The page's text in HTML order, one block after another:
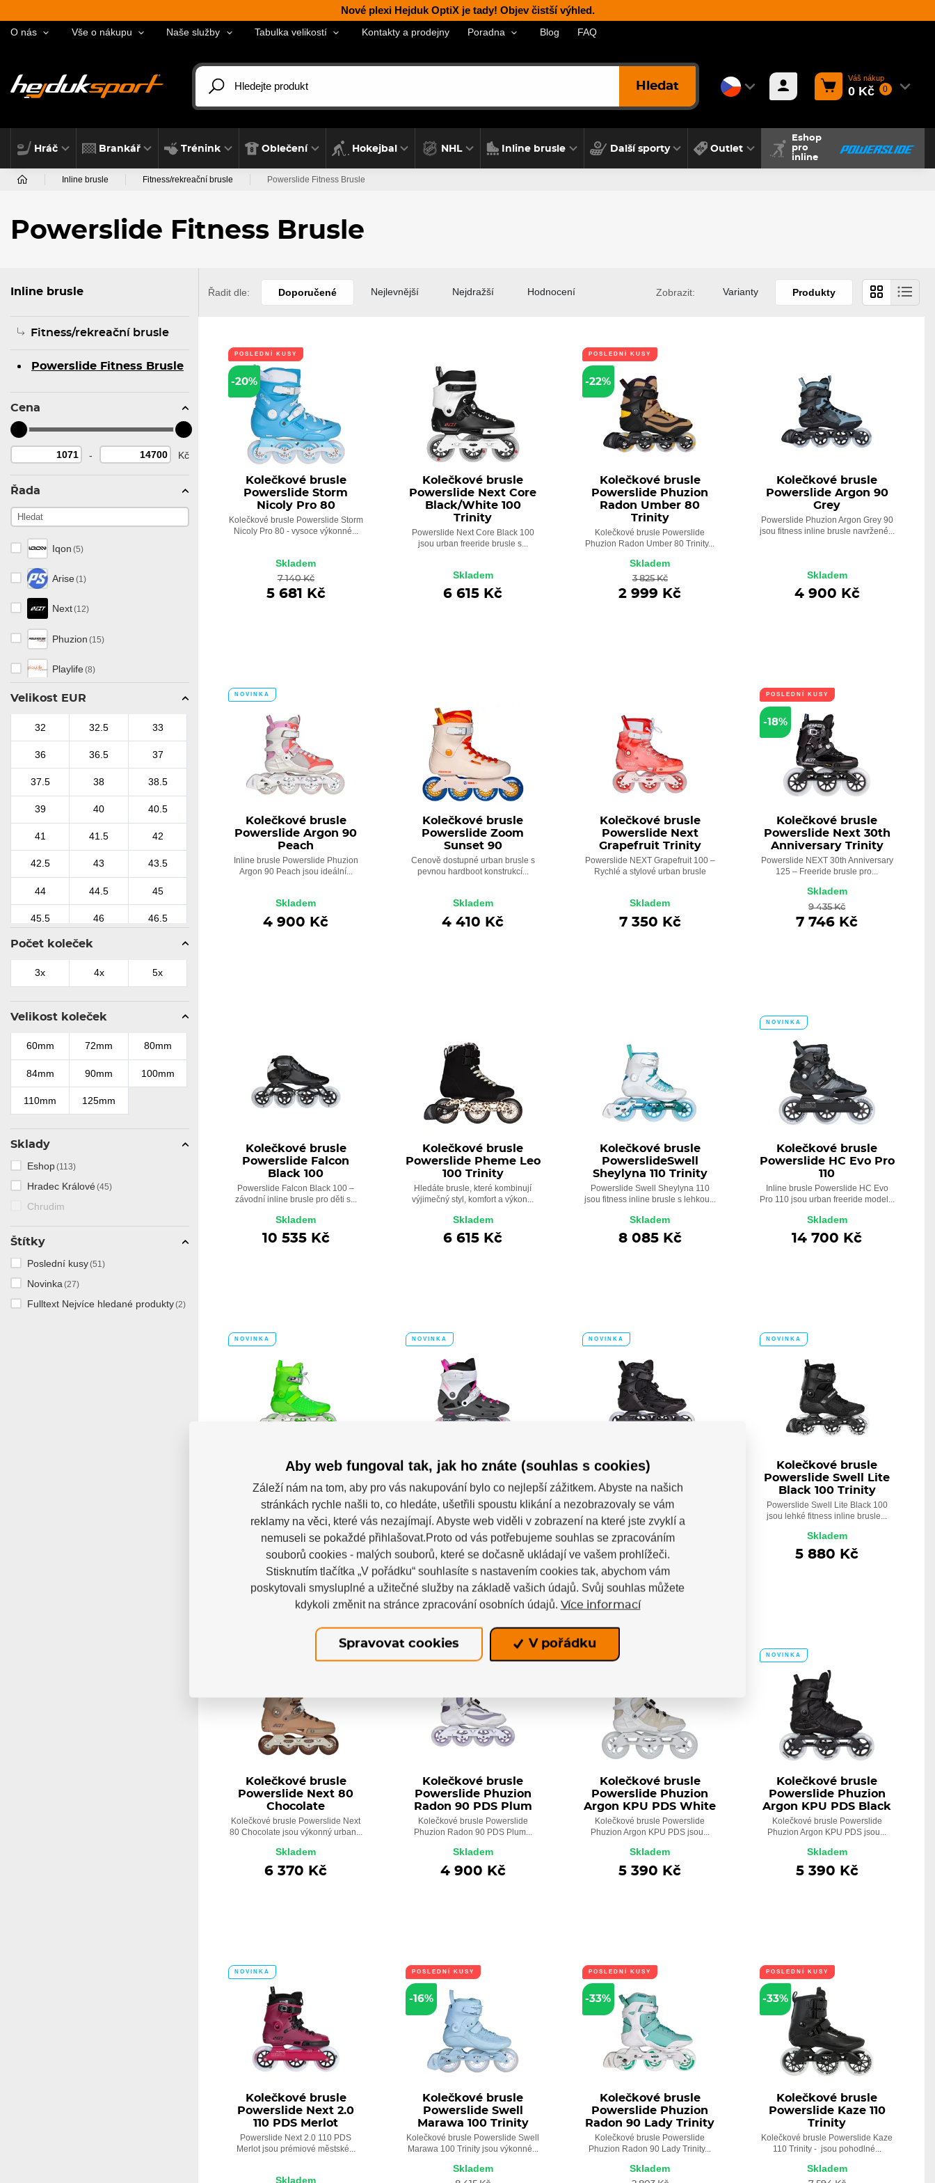
Nové plexi Hejduk OptiX je tady! Objev čistší výhled.
O nás Vše o nákupu Naše služby Tabulka velikostí Kontakty a prodejny Poradna Blog FAQ
Hledat
Váš nákup
0 Kč 0
Hráč Brankář Trénink Oblečení Hokejbal NHL Inline brusle Další sporty Outlet
Eshop
pro
inline
Inline brusle Fitness/rekreační brusle Powerslide Fitness Brusle
Powerslide Fitness Brusle
Inline brusle
Fitness/rekreační brusle
Powerslide Fitness Brusle
Cena
- Kč
Řada
Iqon (5)
Arise(1)
Next(12)
Phuzion (15)
Playlife(8)
Swell(13)
Velikost EUR
32 32.5 33
36 36.5 37
37.5 38 38.5
39 40 40.5
41 41.5 42
42.5 43 43.5
44 44.5 45
45.5 46 46.5
47 47.5
48.5 49
Počet koleček
3x 4x 5x
Velikost koleček
60mm 72mm 80mm
84mm 90mm 100mm
110mm 125mm
Sklady
Eshop(113)
Hradec Králové(45)
Chrudim
Štítky
Poslední kusy(51)
Novinka(27)
Fulltext Nejvíce hledané produkty(2)
Řadit dle: Doporučené Nejlevnější Nejdražší Hodnocení Zobrazit: Varianty Produkty
POSLEDNÍ KUSY
-20%
Kolečkové brusle
Powerslide Storm
Nicoly Pro 80
Kolečkové brusle Powerslide Storm
Nicoly Pro 80 - vysoce výkonné...
Skladem
7 140 Kč
5 681 Kč
Kolečkové brusle
Powerslide Next Core
Black/White 100
Trinity
Powerslide Next Core Black 100
jsou urban freeride brusle s...
Skladem
6 615 Kč
POSLEDNÍ KUSY
-22%
Kolečkové brusle
Powerslide Phuzion
Radon Umber 80
Trinity
Kolečkové brusle Powerslide
Phuzion Radon Umber 80 Trinity...
Skladem
3 825 Kč
2 999 Kč
Kolečkové brusle
Powerslide Argon 90
Grey
Powerslide Phuzion Argon Grey 90
jsou fitness inline brusle navržené...
Skladem
4 900 Kč
NOVINKA
Kolečkové brusle
Powerslide Argon 90
Peach
Inline brusle Powerslide Phuzion
Argon 90 Peach jsou ideální...
Skladem
4 900 Kč
Kolečkové brusle
Powerslide Zoom
Sunset 90
Cenově dostupné urban brusle s
pevnou hardboot konstrukcí...
Skladem
4 410 Kč
Kolečkové brusle
Powerslide Next
Grapefruit Trinity
Powerslide NEXT Grapefruit 100 –
Rychlé a stylové urban brusle
Skladem
7 350 Kč
POSLEDNÍ KUSY
-18%
Kolečkové brusle
Powerslide Next 30th
Anniversary Trinity
Powerslide NEXT 30th Anniversary
125 – Freeride brusle pro...
Skladem
9 435 Kč
7 746 Kč
Kolečkové brusle
Powerslide Falcon
Black 100
Powerslide Falcon Black 100 –
závodní inline brusle pro děti s...
Skladem
10 535 Kč
Kolečkové brusle
Powerslide Pheme Leo
100 Trinity
Hledáte brusle, které kombinují
výjimečný styl, komfort a výkon...
Skladem
6 615 Kč
Kolečkové brusle
PowerslideSwell
Sheylyna 110 Trinity
Powerslide Swell Sheylyna 110
jsou fitness inline brusle s lehkou...
Skladem
8 085 Kč
NOVINKA
Kolečkové brusle
Powerslide HC Evo Pro
110
Inline brusle Powerslide HC Evo
Pro 110 jsou urban freeride model...
Skladem
14 700 Kč
NOVINKA
Kolečkové brusle
Pro 100
Kolečkové brusle Powerslide
SWELL Judit Pro 100 jsou fitness...
Skladem
7 350 Kč
NOVINKA
Kolečkové brusle
Fuchsia 80
Powerslide Imperial 80 Fuchsia
jsou městské inline brusle s...
Skladem
3 920 Kč
NOVINKA
Kolečkové brusle
Radon 90 PDS Camo
Kolečkové brusle Powerslide
Phuzion Radon 90 PDS Camo...
Skladem
4 900 Kč
NOVINKA
Kolečkové brusle
Powerslide Swell Lite
Black 100 Trinity
Powerslide Swell Lite Black 100
jsou lehké fitness inline brusle...
Skladem
5 880 Kč
Kolečkové brusle
Powerslide Next 80
Chocolate
Kolečkové brusle Powerslide Next
80 Chocolate jsou výkonný urban...
Skladem
6 370 Kč
Kolečkové brusle
Powerslide Phuzion
Radon 90 PDS Plum
Kolečkové brusle Powerslide
Phuzion Radon 90 PDS Plum...
Skladem
4 900 Kč
NOVINKA
Kolečkové brusle
Powerslide Phuzion
Argon KPU PDS White
Kolečkové brusle Powerslide
Phuzion Argon KPU PDS jsou...
Skladem
5 390 Kč
NOVINKA
Kolečkové brusle
Powerslide Phuzion
Argon KPU PDS Black
Kolečkové brusle Powerslide
Phuzion Argon KPU PDS jsou...
Skladem
5 390 Kč
NOVINKA
Kolečkové brusle
Powerslide Next 2.0
110 PDS Merlot
Powerslide Next 2.0 110 PDS
Merlot jsou prémiové městské...
Skladem
POSLEDNÍ KUSY
-16%
Kolečkové brusle
Powerslide Swell
Marawa 100 Trinity
Kolečkové brusle Powerslide Swell
Marawa 100 Trinity jsou výkonné...
Skladem
POSLEDNÍ KUSY
-33%
Kolečkové brusle
Powerslide Phuzion
Radon 90 Lady Trinity
Kolečkové brusle Powerslide
Phuzion Radon 90 Lady Trinity...
Skladem
POSLEDNÍ KUSY
-33%
Kolečkové brusle
Powerslide Kaze 110
Trinity
Kolečkové brusle Powerslide Kaze
110 Trinity - jsou pohodlné...
Skladem
Aby web fungoval tak, jak ho znáte (souhlas s cookies)
Záleží nám na tom, aby pro vás nakupování bylo co nejlepší zážitkem. Abyste na našich
stránkách rychle našli to, co hledáte, ušetřili spoustu klikání a nezobrazovaly se vám
reklamy na věci, které vás nezajímají. Abyste web viděli v zobrazení na které jste zvyklí a
nemuseli se pokaždé přihlašovat.Proto od vás potřebujeme souhlas se zpracováním
souborů cookies - malých souborů, které se dočasně ukládají ve vašem prohlížeči.
Stisknutím tlačítka „V pořádku“ souhlasíte s nastavením cookies tak, abychom vám
poskytovali smysluplné a užitečné služby na základě vašich údajů. Svůj souhlas můžete
kdykoli změnit na stránce zpracování osobních údajů. Více informací
Spravovat cookies V pořádku